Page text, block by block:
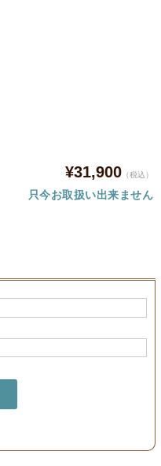
¥31,900 （税込）
只今お取扱い出来ません